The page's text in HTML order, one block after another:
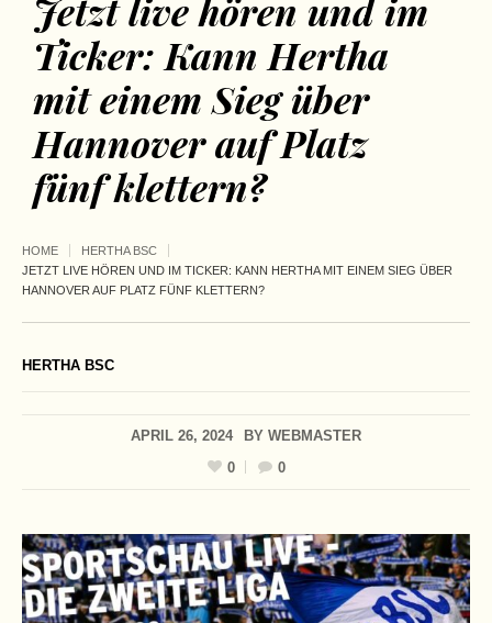
Jetzt live hören und im
Ticker: Kann Hertha
mit einem Sieg über
Hannover auf Platz
fünf klettern?
HOME
HERTHA BSC
JETZT LIVE HÖREN UND IM TICKER: KANN HERTHA MIT EINEM SIEG ÜBER
HANNOVER AUF PLATZ FÜNF KLETTERN?
HERTHA BSC
APRIL 26, 2024 BY WEBMASTER
0
0